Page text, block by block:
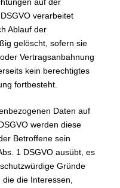
verarbeitet
Ablauf der
gelöscht, sofern sie
Vertragsanbahnung
kein berechtigtes
fortbesteht.
Daten auf
werden diese
Betroffene sein
1 DSGVO ausübt, es
Gründe
die Interessen,